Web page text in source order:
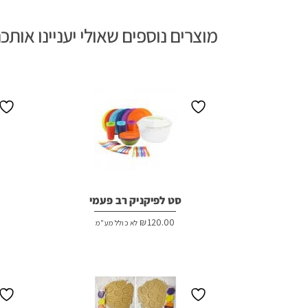
מוצרים נוספים שאולי יעניינו
סט לפיקניק רב פעמי
₪120.00 לא כולל מע"מ